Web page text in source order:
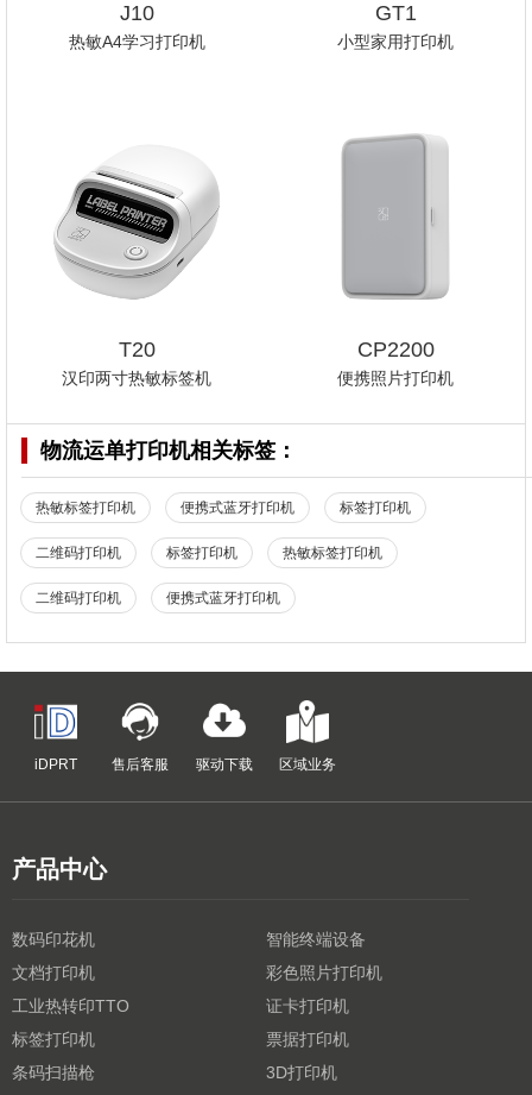
J10
热敏A4学习打印机
GT1
小型家用打印机
T20
汉印两寸热敏标签机
CP2200
便携照片打印机
物流运单打印机相关标签：
热敏标签打印机 便携式蓝牙打印机 标签打印机
二维码打印机 标签打印机 热敏标签打印机
二维码打印机 便携式蓝牙打印机
iDPRT 售后客服 驱动下载 区域业务
产品中心
数码印花机
智能终端设备
文档打印机
彩色照片打印机
工业热转印TTO
证卡打印机
标签打印机
票据打印机
条码扫描枪
3D打印机